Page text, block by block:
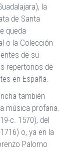
la
de Santa
queda
o la Colección
de su
repertorios de
en España.
también
música profana.
c. 1570), del
o, ya en la
Palomo